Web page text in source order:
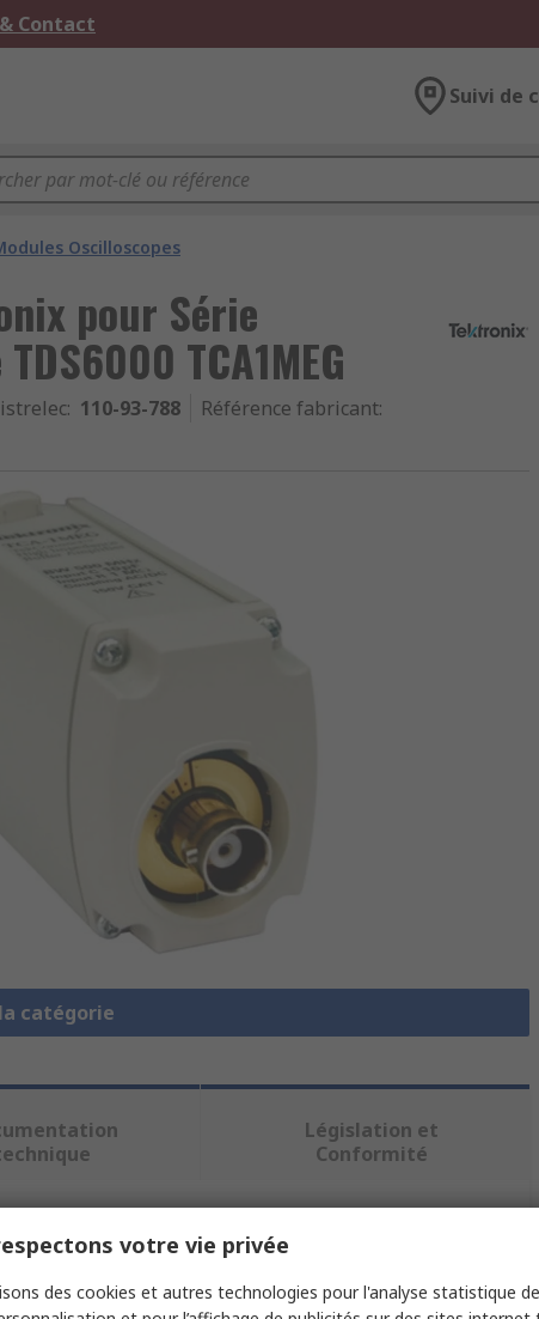
Contact
Suivi de
Oscilloscopes
pour Série
TCA1MEG
: 110-93-788 Référence fabricant:
catégorie
Législation et
Conformité
un ou plusieurs attributs.
Valeur
votre vie privée
des cookies et autres technologies pour l'analyse statistique